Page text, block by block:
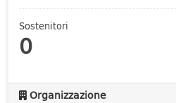
Sostenitori
0
Organizzazione